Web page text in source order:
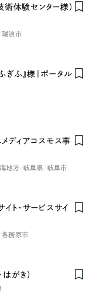
体験センター様）
瑞浪市
ふ』様｜ポータル
メディアコスモス事
地方 岐阜県 岐阜市
ト・サービスサイ
各務原市
がき）